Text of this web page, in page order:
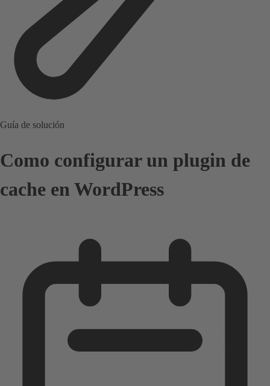
Guía de solución
Como configurar un plugin de
cache en WordPress